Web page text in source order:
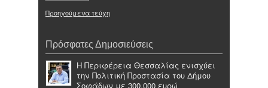
Προηγούμενα τεύχη
Πρόσφατες Δημοσιεύσεις
Η Περιφέρεια Θεσσαλίας ενισχύει
την Πολιτική Προστασία του Δήμου
Σοφάδων με 300.000 ευρώ